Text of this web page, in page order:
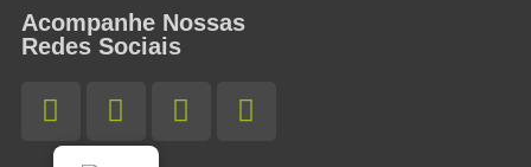
Acompanhe Nossas
Redes Sociais